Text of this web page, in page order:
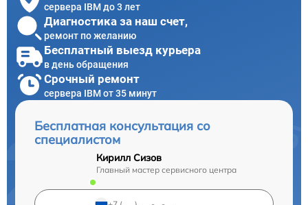
сервера IBM до 3 лет
Диагностика за наш счет,
ремонт по желанию
Бесплатный выезд курьера
в день обращения
Срочный ремонт
сервера IBM от 35 минут
Бесплатная консультация со
специалистом
Кирилл Сизов
Главный мастер сервисного центра